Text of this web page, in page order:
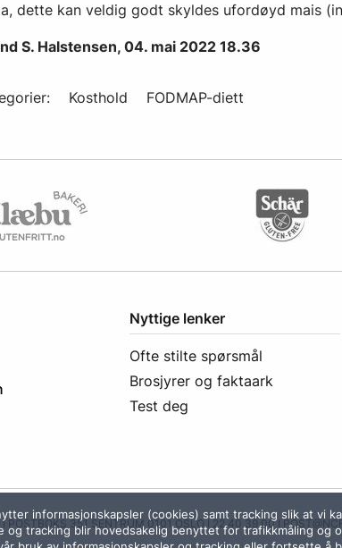
dette kan veldig godt skyldes ufordøyd mais
S. Halstensen, 04. mai 2022 18.36
Kosthold FODMAP-diett
Nyttige lenker
Ofte stilte spørsmål
Brosjyrer og faktaark
Test deg
I POSTBOKS 351 SENTRUM 0101 OSLO I 22 40 39 00 I
informasjonskapsler (cookies) samt tracking slik at vi
og tracking blir hovedsakelig benyttet for trafikkmåling og